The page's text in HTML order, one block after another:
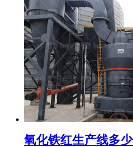
氧化铁红生产线多